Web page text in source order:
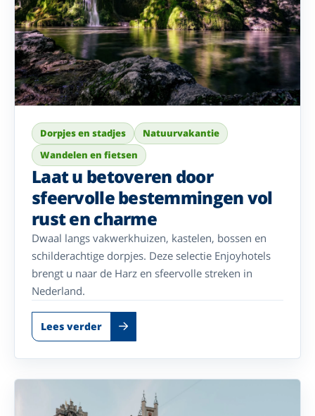
Dorpjes en stadjes
Natuurvakantie
Wandelen en fietsen
Laat u betoveren door
sfeervolle bestemmingen vol
rust en charme
Dwaal langs vakwerkhuizen, kastelen, bossen en
schilderachtige dorpjes. Deze selectie Enjoyhotels
brengt u naar de Harz en sfeervolle streken in
Nederland.
Lees verder